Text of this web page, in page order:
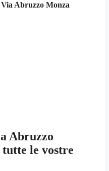
Via Abruzzo Monza
Abruzzo
le vostre